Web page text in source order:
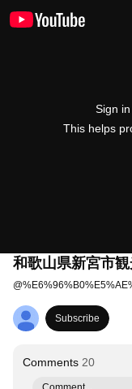
Sign
This helps
和歌山県新宮市
@
Subscribe
Comments 20